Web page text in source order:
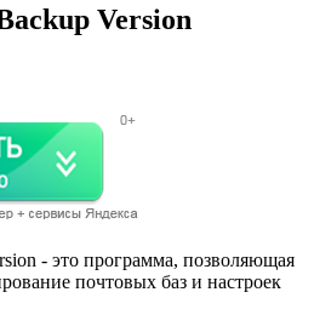
Version
- это программа, позволяющая
почтовых баз и настроек